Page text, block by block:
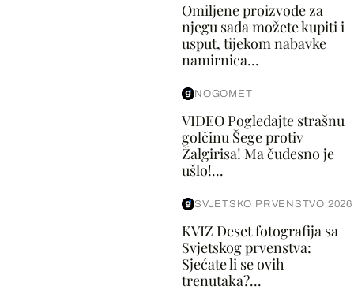
Omiljene proizvode za
njegu sada možete kupiti i
usput, tijekom nabavke
namirnica...
NOGOMET
VIDEO Pogledajte strašnu
golčinu Šege protiv
Žalgirisa! Ma čudesno je
ušlo!...
SVJETSKO PRVENSTVO 2026
KVIZ Deset fotografija sa
Svjetskog prvenstva:
Sjećate li se ovih
trenutaka?...